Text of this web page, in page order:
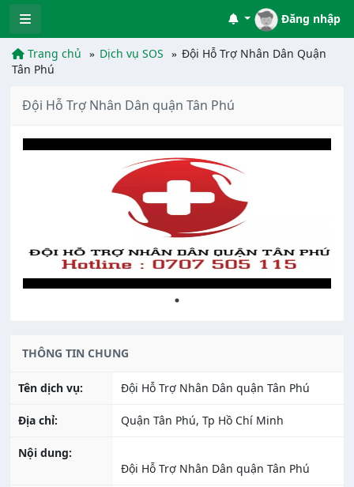
Đăng nhập
Trang chủ Dịch vụ SOS
Đội Hỗ Trợ Nhân Dân Quận
Tân Phú
Đội Hỗ Trợ Nhân Dân quận Tân Phú
THÔNG TIN CHUNG
Tên dịch vụ: Đội Hỗ Trợ Nhân Dân quận Tân Phú
Địa chỉ: Quận Tân Phú, Tp Hồ Chí Minh
Nội dung:
Đội Hỗ Trợ Nhân Dân quận Tân Phú